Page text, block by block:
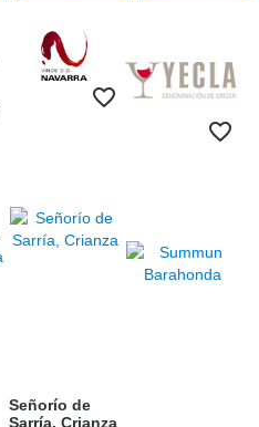
Señorío de
Sarría, Crianza